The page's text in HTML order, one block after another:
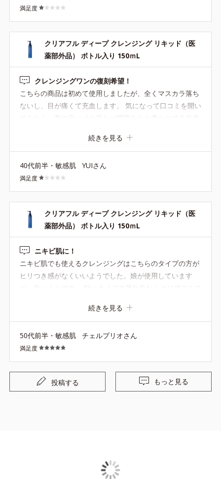
硬いのでそれが刺激になるのかニキビがひどくなり、娘の
肌には合わないようなので今後購入の予定はありません。
満足度
クリアフル ディープ クレンジング リキッド（医
薬部外品） ボトル入り 150ｍL
クレンジングワンの復刻希望！
こちらの商品は初めて使用しましたが、全くマスカラ落ち
ないし、目が痛くて充血します。 気になって口コミを開い
てみたら、案の定メイク落ちに問題ありと書かれてる方多
イク落ちも素晴らしく、何も問題がなかったので、廃盤に
なった時はホントにショックでした。 切にクレンジングワ
ンが復刻するのを望みます。 むしろこちらの商品の方を廃
盤にすべきだと思います。 クレンジングの役割を果たして
ません。ORBIS側で開発する段階で化粧落ちを試している
のでしょうか。疑問を感じます。数回使いましたが、目に
異常をきたすので、捨てようと思います。二度と使わない
です。
続きを見る
40代前半・敏感肌 YUIさん
満足度
クリアフル ディープ クレンジング リキッド（医
薬部外品） ボトル入り 150ｍL
ニキビ肌に！
ニキビ肌でも使えるクレンジングはこちらのタイプの方が
ヒリつき感がなくいいようでした。娘が使用しています
続きを見る
50代前半・敏感肌 チェルプリオさん
満足度
投稿する もっと見る